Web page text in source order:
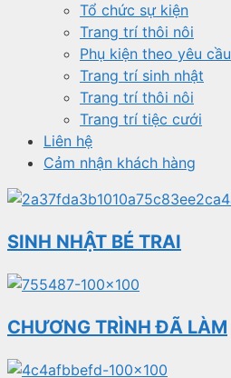
Tổ chức sự kiện
Trang trí thôi nôi
Phụ kiện theo yêu cầu
Trang trí sinh nhật
Trang trí thôi nôi
Trang trí tiệc cưới
Liên hệ
Cảm nhận khách hàng
SINH NHẬT BÉ TRAI
CHƯƠNG TRÌNH ĐÃ LÀM